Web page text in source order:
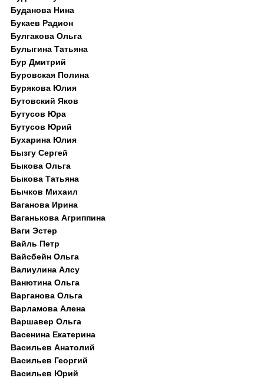
Буданова Нина
Букаев Радион
Булгакова Ольга
Булыгина Татьяна
Бур Дмитрий
Буровская Полина
Бурякова Юлия
Бутовский Яков
Бутусов Юра
Бутусов Юрий
Бухарина Юлия
Бызгу Сергей
Быкова Ольга
Быкова Татьяна
Бычков Михаил
Ваганова Ирина
Ваганькова Агриппина
Ваги Эстер
Вайль Петр
Вайсбейн Ольга
Валиулина Алсу
Ванютина Ольга
Варганова Ольга
Варламова Алена
Варшавер Ольга
Васенина Екатерина
Васильев Анатолий
Васильев Георгий
Васильев Юрий